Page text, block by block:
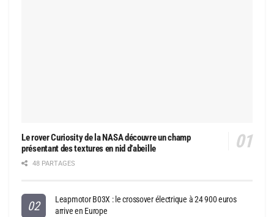
Le rover Curiosity de la NASA découvre un champ
présentant des textures en nid d’abeille
48 PARTAGES
Leapmotor B03X : le crossover électrique à 24 900 euros
arrive en Europe